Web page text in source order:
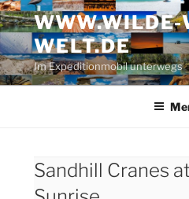
Zum
Inhalt
springenWELT.DE
Im Expeditionmobil unterwegs
Sandhill Cranes